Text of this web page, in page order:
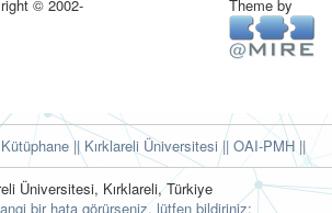
© 2002-
Theme by
|| Kırklareli Üniversitesi || OAI-PMH ||
Üniversitesi, Kırklareli, Türkiye
bir hata görürseniz, lütfen bildiriniz: